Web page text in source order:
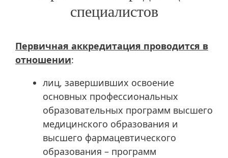
специалистов
Первичная аккредитация проводится в
отношении:
лиц, завершивших освоение
основных профессиональных
образовательных программ высшего
медицинского образования и
высшего фармацевтического
образования – программ